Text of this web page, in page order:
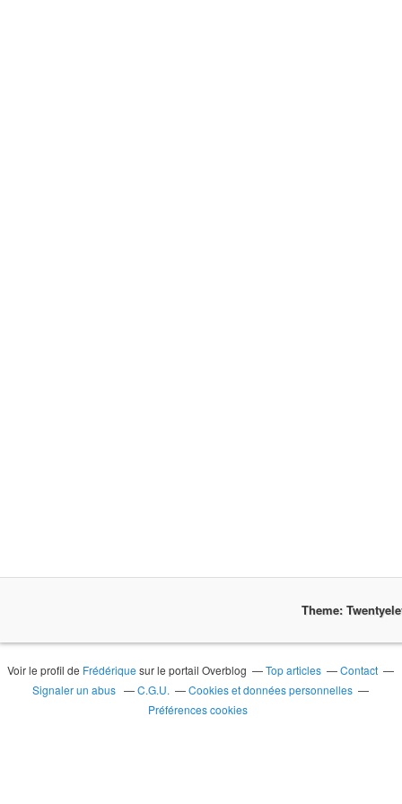
Theme:
Voir le profil de Frédérique sur le portail Overblog Top articles
Contact
Signaler un abus
C.G.U.
Cookies et données personnelles
Préférences cookies